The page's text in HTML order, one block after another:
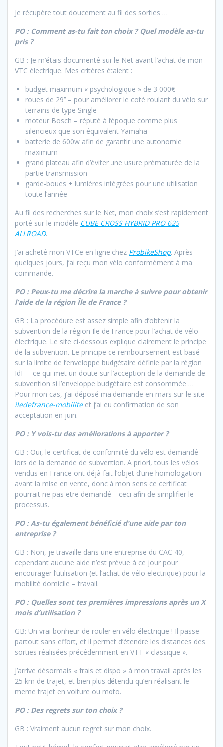
Je récupère tout doucement au fil des sorties …
PO : Comment as-tu fait ton choix ? Quel modèle as-tu
pris ?
GB : Je m’étais documenté sur le Net avant l’achat de mon
VTC électrique. Mes critères étaient :
budget maximum « psychologique » de 3 000€
roues de 29’’ – pour améliorer le coté roulant du vélo sur
terrains de type Single
moteur Bosch – réputé à l’époque comme plus
silencieux que son équivalent Yamaha
batterie de 600w afin de garantir une autonomie
maximum
grand plateau afin d’éviter une usure prématurée de la
partie transmission
garde-boues + lumières intégrées pour une utilisation
toute l’année
Au fil des recherches sur le Net, mon choix s’est rapidement
porté sur le modèle CUBE CROSS HYBRID PRO 625
ALLROAD.
J’ai acheté mon VTCe en ligne chez ProbikeShop. Après
quelques jours, j’ai reçu mon vélo conformément à ma
commande.
PO : Peux-tu me décrire la marche à suivre pour obtenir
l’aide de la région Île de France ?
GB : La procédure est assez simple afin d’obtenir la
subvention de la région Ile de France pour l’achat de vélo
électrique. Le site ci-dessous explique clairement le principe
de la subvention. Le principe de remboursement est basé
sur la limite de l’enveloppe budgétaire définie par la région
IdF – ce qui met un doute sur l’acception de la demande de
subvention si l’enveloppe budgétaire est consommée …
Pour mon cas, j’ai déposé ma demande en mars sur le site
iledefrance-mobiliteet j’ai eu confirmation de son
acceptation en juin.
PO : Y vois-tu des améliorations à apporter ?
GB : Oui, le certificat de conformité du vélo est demandé
lors de la demande de subvention. A priori, tous les vélos
vendus en France ont déjà fait l’objet d’une homologation
avant la mise en vente, donc à mon sens ce certificat
pourrait ne pas etre demandé – ceci afin de simplifier le
processus.
PO : As-tu également bénéficié d’une aide par ton
entreprise ?
GB : Non, je travaille dans une entreprise du CAC 40,
cependant aucune aide n’est prévue à ce jour pour
encourager l’utilisation (et l’achat de vélo electrique) pour la
mobilité domicile – travail.
PO : Quelles sont tes premières impressions après un X
mois d’utilisation ?
GB: Un vrai bonheur de rouler en vélo électrique ! Il passe
partout sans effort, et il permet d’étendre les distances des
sorties réalisées précédemment en VTT « classique ».
J’arrive désormais « frais et dispo » à mon travail après les
25 km de trajet, et bien plus détendu qu’en réalisant le
meme trajet en voiture ou moto.
PO : Des regrets sur ton choix ?
GB : Vraiment aucun regret sur mon choix.